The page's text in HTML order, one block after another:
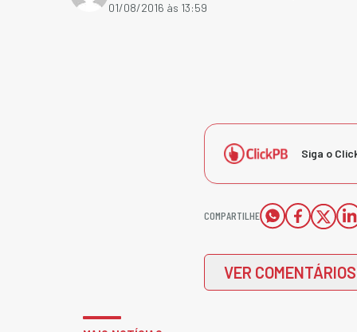
01/08/2016 às 13:59
Siga o
COMPARTILHE
VER COMENTÁRIOS